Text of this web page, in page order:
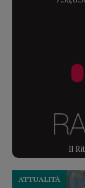
Il
ATTUALITÀ